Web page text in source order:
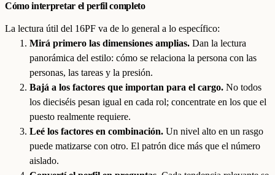
Cómo interpretar el perfil completo
La lectura útil del 16PF va de lo general a lo específico:
Mirá primero las dimensiones amplias. Dan la lectura
panorámica del estilo: cómo se relaciona la persona con las
personas, las tareas y la presión.
Bajá a los factores que importan para el cargo. No todos
los dieciséis pesan igual en cada rol; concentrate en los que el
puesto realmente requiere.
Leé los factores en combinación. Un nivel alto en un rasgo
puede matizarse con otro. El patrón dice más que el número
aislado.